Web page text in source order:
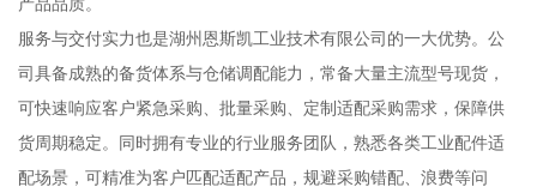
产品品质。
服务与交付实力也是湖州恩斯凯工业技术有限公司的一大优势。公
司具备成熟的备货体系与仓储调配能力，常备大量主流型号现货，
可快速响应客户紧急采购、批量采购、定制适配采购需求，保障供
货周期稳定。同时拥有专业的行业服务团队，熟悉各类工业配件适
配场景，可精准为客户匹配适配产品，规避采购错配、浪费等问